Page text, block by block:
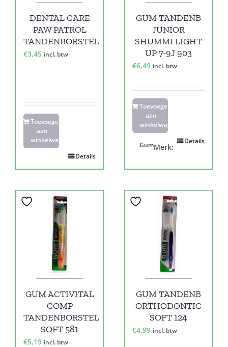
DENTAL CARE
PAW PATROL
TANDENBORSTEL
€3,45 incl. btw
Toevoegen
aan
winkelwagen
Details
GUM TANDENB
JUNIOR
SHUMMI LIGHT
UP 7-9J 903
€6,49 incl. btw
Toevoegen
aan
winkelwagen
Details
Merk:
Gum
GUM ACTIVITAL
COMP
TANDENBORSTEL
SOFT 581
€5,19 incl. btw
GUM TANDENB
ORTHODONTIC
SOFT 124
€4,99 incl. btw